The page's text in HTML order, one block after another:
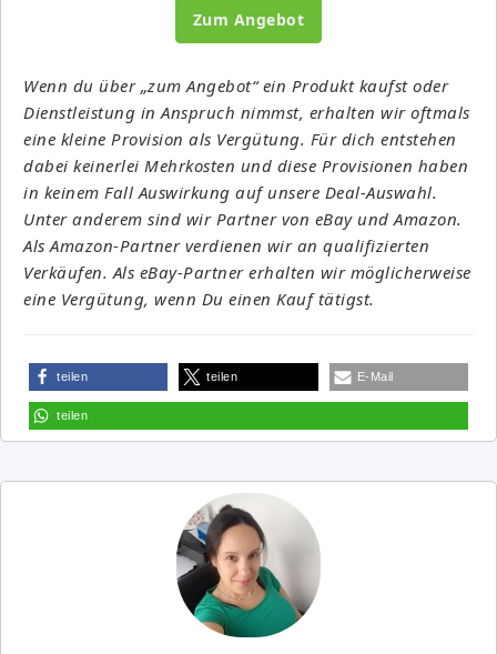
Zum Angebot
Wenn du über „zum Angebot“ ein Produkt kaufst oder
Dienstleistung in Anspruch nimmst, erhalten wir oftmals
eine kleine Provision als Vergütung. Für dich entstehen
dabei keinerlei Mehrkosten und diese Provisionen haben
in keinem Fall Auswirkung auf unsere Deal-Auswahl.
Unter anderem sind wir Partner von eBay und Amazon.
Als Amazon-Partner verdienen wir an qualifizierten
Verkäufen. Als eBay-Partner erhalten wir möglicherweise
eine Vergütung, wenn Du einen Kauf tätigst.
teilen teilen E-Mail
teilen